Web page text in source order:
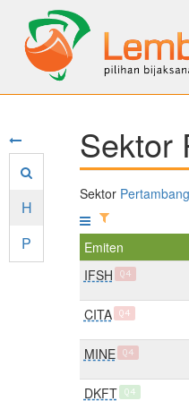
H
P
Sektor
Sektor
Emiten
IFSH
Q4
CITA Q4
MINE Q4
DKFT Q4